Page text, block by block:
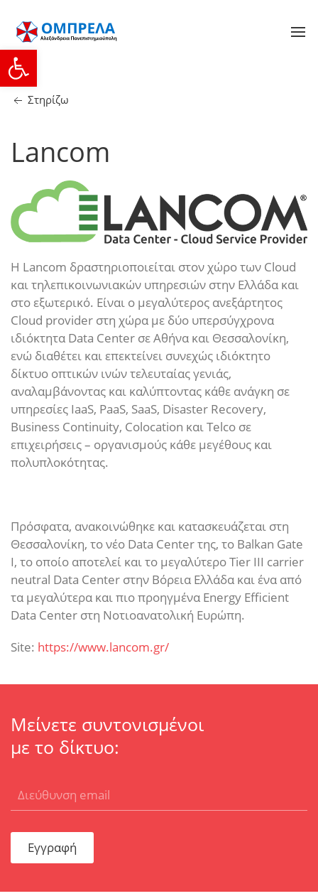
Ανοίξτε τη γραμμή εργαλείων
Στηρίζω
Lancom
Η Lancom δραστηριοποιείται στον χώρο των Cloud
και τηλεπικοινωνιακών υπηρεσιών στην Ελλάδα και
στο εξωτερικό. Είναι ο μεγαλύτερος ανεξάρτητος
Cloud provider στη χώρα με δύο υπερσύγχρονα
ιδιόκτητα Data Center σε Αθήνα και Θεσσαλονίκη,
ενώ διαθέτει και επεκτείνει συνεχώς ιδιόκτητο
δίκτυο οπτικών ινών τελευταίας γενιάς,
αναλαμβάνοντας και καλύπτοντας κάθε ανάγκη σε
υπηρεσίες IaaS, PaaS, SaaS, Disaster Recovery,
Business Continuity, Colocation και Telco σε
επιχειρήσεις – οργανισμούς κάθε μεγέθους και
πολυπλοκότητας.
Πρόσφατα, ανακοινώθηκε και κατασκευάζεται στη
Θεσσαλονίκη, το νέο Data Center της, το Balkan Gate
Ι, το οποίο αποτελεί και το μεγαλύτερο Tier III carrier
neutral Data Center στην Βόρεια Ελλάδα και ένα από
τα μεγαλύτερα και πιο προηγμένα Energy Efficient
Data Center στη Νοτιοανατολική Ευρώπη.
Site: https://www.lancom.gr/
Μείνετε συντονισμένοι
με το δίκτυο:
Εγγραφή